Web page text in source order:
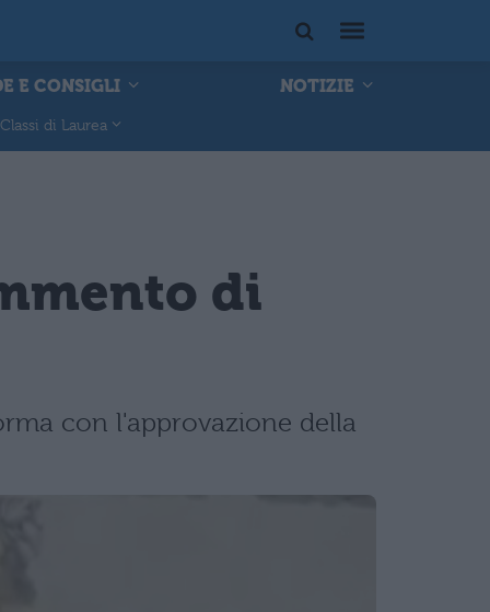
E CONSIGLI NOTIZIE
Classi di Laurea
di
con l'approvazione della